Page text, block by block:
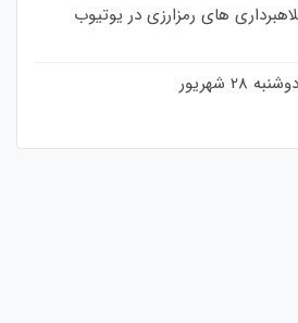
های رمزارزی در یوتیوب
شهریور